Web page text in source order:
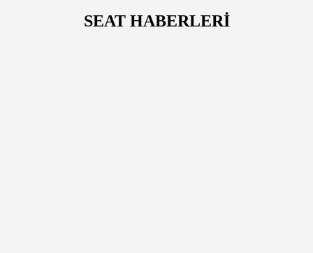
SEAT HABERLERİ